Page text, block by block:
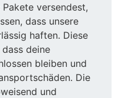
versendest,
dass unsere
haften. Diese
deine
bleiben und
Die
und